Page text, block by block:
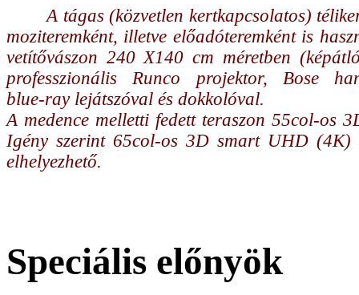
A tágas (közvetlen kertkapcsolatos)
moziteremként, illetve előadóteremként is
vetítővászon 240 X140 cm méretben
professzionális Runco projektor, Bose
blue-ray lejátszóval és dokkolóval.
A medence melletti fedett teraszon 55col-os
Igény szerint 65col-os 3D smart UHD
elhelyezhető.
Speciális előnyök